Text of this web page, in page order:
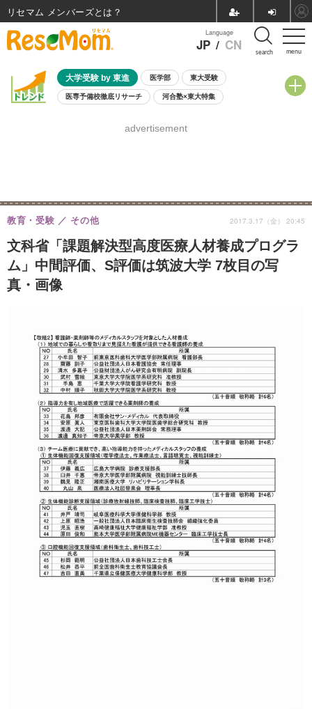
menu
Language
JP / CN search
大学受験 by 東進 医学部 東大受験
医専予備校徹底リサーチ 河合塾×東大特集
8月開催学校説明会・相談会
advertisement
文科省「課題解決型高度医療人材養成プログラ
ム」中間評価、S評価は筑波大学 7枚目の写
真・画像
教育・受験 その他 2017.3.17（金） 20:45
リセマム メンバーズ